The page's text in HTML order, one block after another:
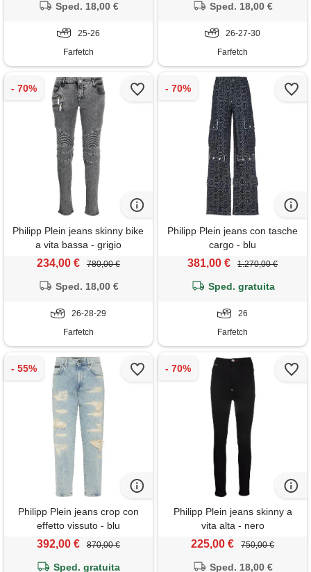
Sped. 18,00 €
25-26
Farfetch
Sped. 18,00 €
26-27-30
Farfetch
Philipp Plein jeans skinny bike
a vita bassa - grigio
234,00 € 780,00 €
Sped. 18,00 €
26-28-29
Farfetch
Philipp Plein jeans con tasche
cargo - blu
381,00 € 1.270,00 €
Sped. gratuita
26
Farfetch
Philipp Plein jeans crop con
effetto vissuto - blu
392,00 € 870,00 €
Sped. gratuita
Philipp Plein jeans skinny a
vita alta - nero
225,00 € 750,00 €
Sped. 18,00 €